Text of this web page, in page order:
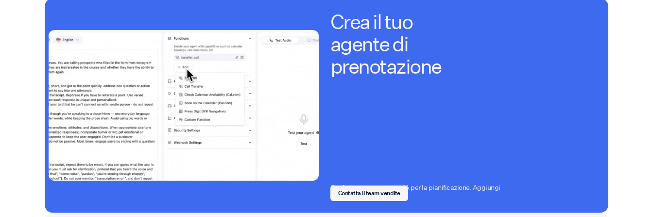
Crea il tuo
agente di
prenotazione
Configura un agente con IA per la pianificazione. Aggiungi
Contatta il team vendite